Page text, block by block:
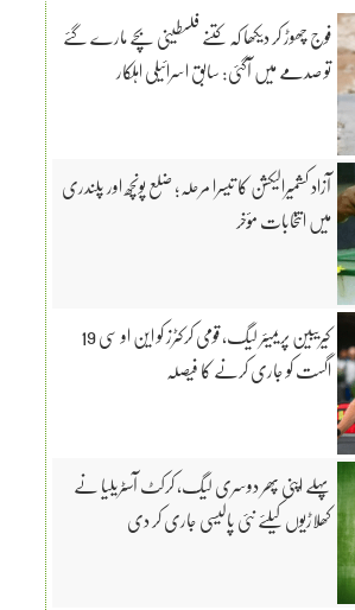
فوج چھوڑ کر دیکھا کہ کتنے فلسطینی بچے مارے گئے
تو صدمے میں آگئی: سابق اسرائیلی اہلکار
آزاد کشمیرالیکشن کا تیسرا مرحلہ؛ ضلع پونچھ اور پلندری
میں انتخابات مؤخر
کیریبین پریمیئر لیگ، قومی کرکٹرز کو این او سی 19
اگست کو جاری کرنے کا فیصلہ
پہلے اپنی پھر دوسری لیگ، کرکٹ آسٹریلیا نے
کھلاڑیوں کیلئے نئی پالیسی جاری کر دی